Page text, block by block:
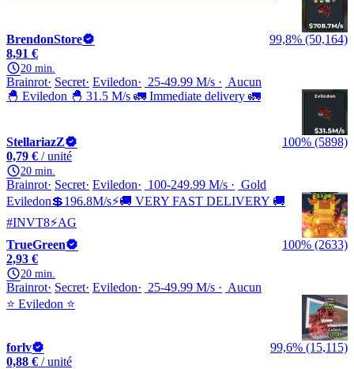
BrendonStore
99,8% (50,164)
8,91 €
20 min.
Brainrot Secret Eviledon 25-49.99 M/s
Aucun
🐣 Eviledon 🐣 31.5 M/s 🚛 Immediate delivery 🚛
StellariazZ
100% (5898)
0,79 € / unité
20 min.
Brainrot Secret Eviledon 100-249.99 M/s
Gold
Eviledon💲196.8M/s⚡🚚 VERY FAST DELIVERY 🚚
#INVT8⚡AG
TrueGreen
100% (2633)
2,93 €
20 min.
Brainrot Secret Eviledon 25-49.99 M/s
Aucun
⭐️ Eviledon ⭐️
forlv
99,6% (15,115)
0,88 € / unité